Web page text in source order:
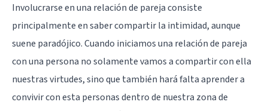
Involucrarse en una relación de pareja consiste
principalmente en saber compartir la intimidad, aunque
suene paradójico. Cuando iniciamos una relación de pareja
con una persona no solamente vamos a compartir con ella
nuestras virtudes, sino que también hará falta aprender a
convivir con esta personas dentro de nuestra zona de